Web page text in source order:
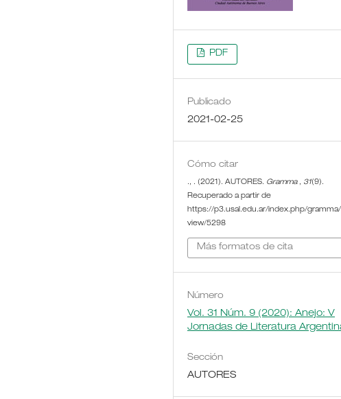
PDF
Publicado
2021-02-25
Cómo citar
., . (2021). AUTORES. Gramma , 31(9).
Recuperado a partir de
https://p3.usal.edu.ar/index.php/
view/5298
Más formatos de cita
Número
Vol. 31 Núm. 9 (2020): Anejo: V
Jornadas de Literatura
Sección
AUTORES